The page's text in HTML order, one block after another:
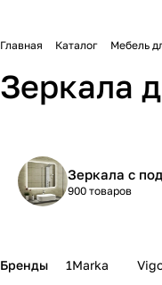
Главная Каталог Мебель
Зеркала
Зеркала с
900 товаров
Бренды 1Marka